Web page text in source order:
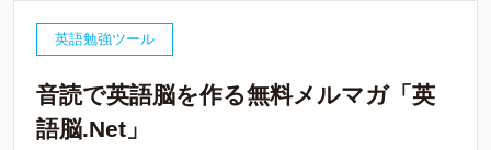
英語勉強ツール
音読で英語脳を作る無料メルマガ「英
語脳.Net」